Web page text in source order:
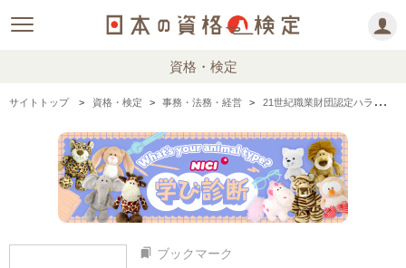
資格・検定
サイトトップ 資格・検定 事務・法務・経営 21世紀職業財団認定ハラスメント防止コンサルタントの情報まとめ
bookmarks ブックマーク